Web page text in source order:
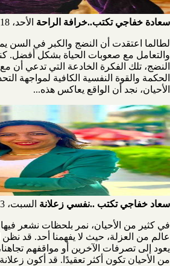
سعادة خفاجي تكتب..خرافة الراحة الأحد، 18 أغسطس 2024
لطالما اعتقدت أن النضج والكبر في السن
والتعامل مع صعوبات الحياة بشكل أفضل.
النضج، تلك الفكرة الخادعة التي تدعي
الحكمة والقوة النفسية الكافية لمواجهة
الأحيان، نجد أن الواقع يعاكس هذه...
سعاد خفاجي تكتب ..نفسي زعلانة السبت، 3 أغسطس 2024
في كثير من الأحيان، نمر بلحظات نشعر
عالم من العزلة، حيث لا يفهمنا أحد. قد
يعود إلى تصرفات الآخرين أو مواقفهم
من الأحيان تكون أكثر تعقيدًا. قد أكون